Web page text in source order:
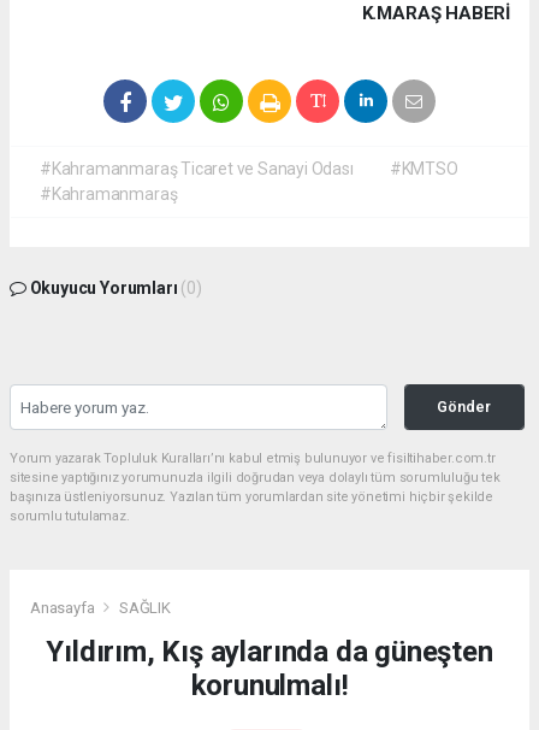
K.MARAŞ HABERİ
#Kahramanmaraş Ticaret ve Sanayi Odası
#KMTSO
#Kahramanmaraş
Okuyucu Yorumları (0)
Gönder
Yorum yazarak Topluluk Kuralları’nı kabul etmiş bulunuyor ve fisiltihaber.com.tr
sitesine yaptığınız yorumunuzla ilgili doğrudan veya dolaylı tüm sorumluluğu tek
başınıza üstleniyorsunuz. Yazılan tüm yorumlardan site yönetimi hiçbir şekilde
sorumlu tutulamaz.
Anasayfa SAĞLIK
Yıldırım, Kış aylarında da güneşten
korunulmalı!